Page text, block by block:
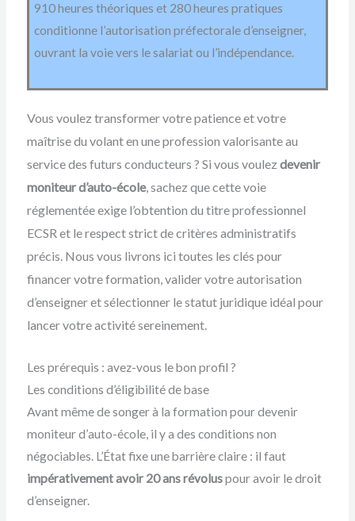
910 heures théoriques et 280 heures pratiques
conditionne l’autorisation préfectorale d’enseigner,
ouvrant la voie vers le salariat ou l’indépendance.
Vous voulez transformer votre patience et votre
maîtrise du volant en une profession valorisante au
service des futurs conducteurs ? Si vous voulez devenir
moniteur d’auto-école, sachez que cette voie
réglementée exige l’obtention du titre professionnel
ECSR et le respect strict de critères administratifs
précis. Nous vous livrons ici toutes les clés pour
financer votre formation, valider votre autorisation
d’enseigner et sélectionner le statut juridique idéal pour
lancer votre activité sereinement.
Les prérequis : avez-vous le bon profil ?
Les conditions d’éligibilité de base
Avant même de songer à la formation pour devenir
moniteur d’auto-école, il y a des conditions non
négociables. L’État fixe une barrière claire : il faut
impérativement avoir 20 ans révoluspour avoir le droit
d’enseigner.